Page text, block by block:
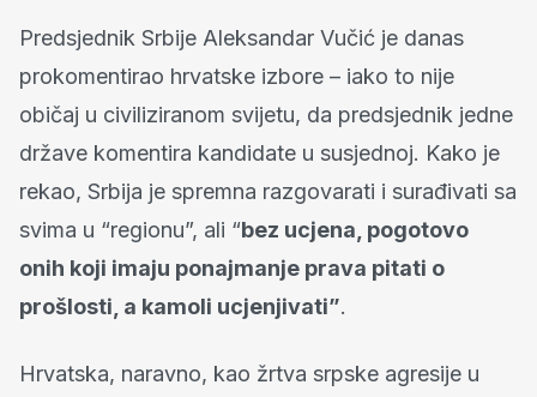
Predsjednik Srbije Aleksandar Vučić je danas
prokomentirao hrvatske izbore – iako to nije
običaj u civiliziranom svijetu, da predsjednik jedne
države komentira kandidate u susjednoj. Kako je
rekao, Srbija je spremna razgovarati i surađivati sa
svima u “regionu”, ali “bez ucjena, pogotovo
onih koji imaju ponajmanje prava pitati o
prošlosti, a kamoli ucjenjivati”.
Hrvatska, naravno, kao žrtva srpske agresije u